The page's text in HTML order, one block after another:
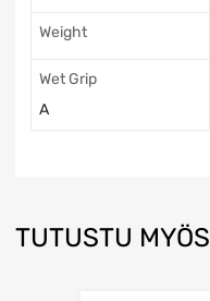
Weight
Wet Grip
A
TUTUSTU MYÖS